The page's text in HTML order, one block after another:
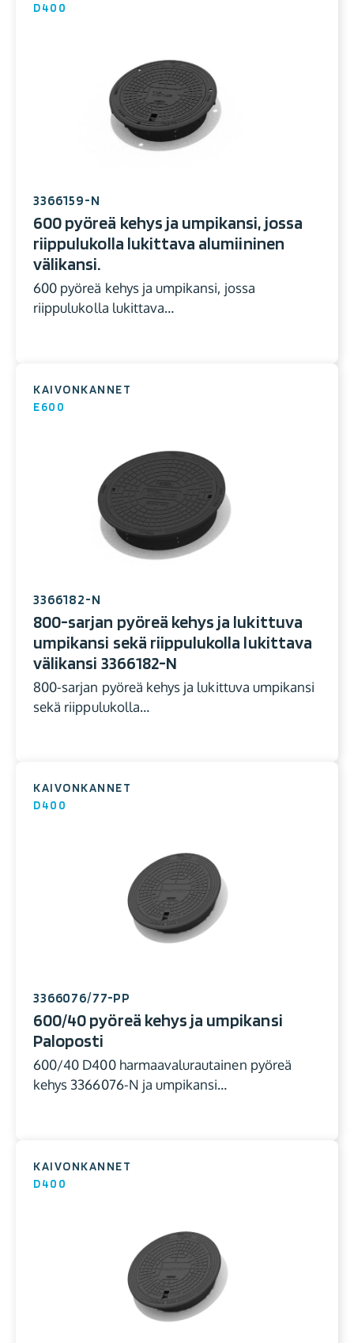
D400
3366159-N
600 pyöreä kehys ja umpikansi, jossa
riippulukolla lukittava alumiininen
välikansi.
600 pyöreä kehys ja umpikansi, jossa
riippulukolla lukittava…
KAIVONKANNET
E600
3366182-N
800-sarjan pyöreä kehys ja lukittuva
umpikansi sekä riippulukolla lukittava
välikansi 3366182-N
800-sarjan pyöreä kehys ja lukittuva umpikansi
sekä riippulukolla…
KAIVONKANNET
D400
3366076/77-PP
600/40 pyöreä kehys ja umpikansi
Paloposti
600/40 D400 harmaavalurautainen pyöreä
kehys 3366076-N ja umpikansi…
KAIVONKANNET
D400